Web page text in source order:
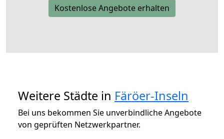
Kostenlose Angebote erhalten
Weitere Städte in Färöer-Inseln
Bei uns bekommen Sie unverbindliche Angebote
von geprüften Netzwerkpartner.